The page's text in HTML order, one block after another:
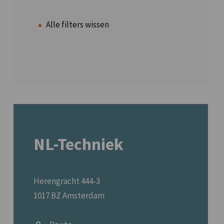
Alle filters wissen
NL-Techniek
Herengracht 444-3
1017 BZ Amsterdam